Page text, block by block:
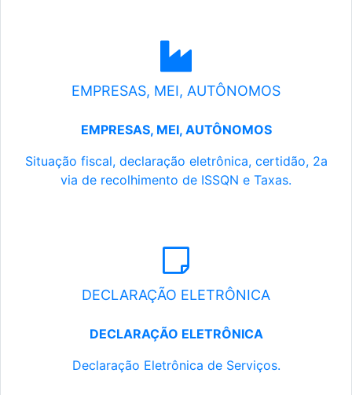
EMPRESAS, MEI, AUTÔNOMOS
EMPRESAS, MEI, AUTÔNOMOS
Situação fiscal, declaração eletrônica, certidão, 2a
via de recolhimento de ISSQN e Taxas.
DECLARAÇÃO ELETRÔNICA
DECLARAÇÃO ELETRÔNICA
Declaração Eletrônica de Serviços.